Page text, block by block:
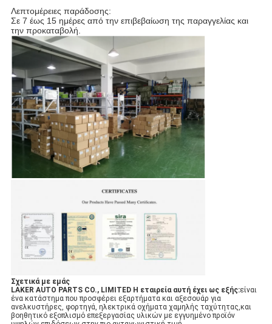
Λεπτομέρειες παράδοσης:
Σε 7 έως 15 ημέρες από την επιβεβαίωση της παραγγελίας και
την προκαταβολή.
Σχετικά με εμάς
LAKER AUTO PARTS CO., LIMITED Η εταιρεία αυτή έχει ως εξής:είναι
ένα κατάστημα που προσφέρει εξαρτήματα και αξεσουάρ για
ανελκυστήρες, φορτηγά, ηλεκτρικά οχήματα χαμηλής ταχύτητας,και
βοηθητικό εξοπλισμό επεξεργασίας υλικών με εγγυημένο προϊόν